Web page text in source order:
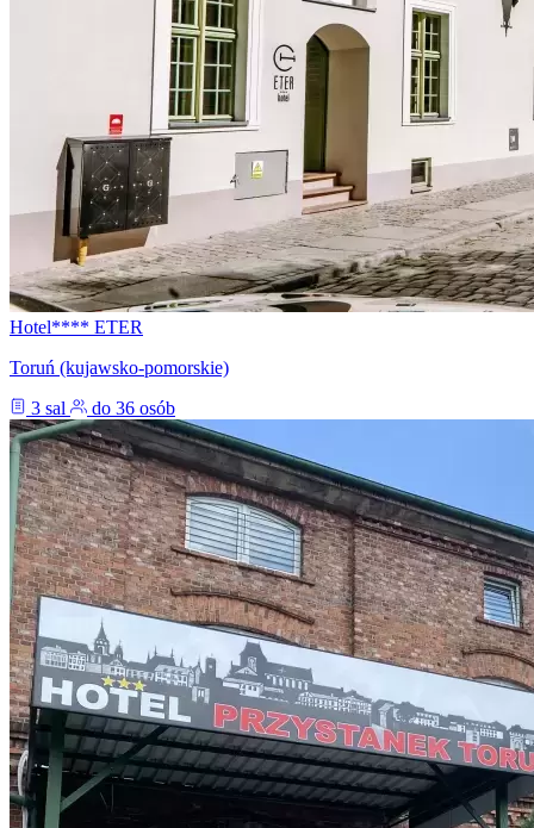
Hotel**** ETER
Toruń (kujawsko-pomorskie)
3 sal
do 36 osób